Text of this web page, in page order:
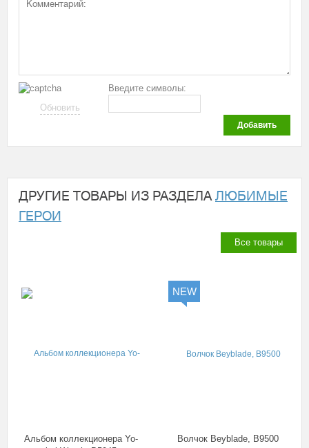
Обновить
Введите символы:
Добавить
ДРУГИЕ ТОВАРЫ ИЗ РАЗДЕЛА ЛЮБИМЫЕ
ГЕРОИ
Все товары
Альбом коллекционера Yo-
NEW
Волчок Beyblade, B9500